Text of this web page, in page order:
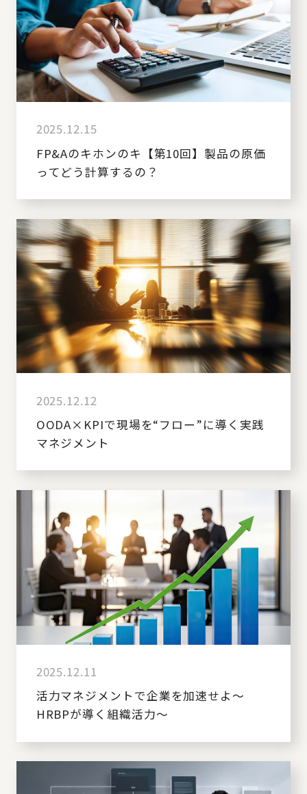
2025.12.15
FP&Aのキホンのキ【第10回】製品の原価
ってどう計算するの？
2025.12.12
OODA×KPIで現場を“フロー”に導く実践
マネジメント
2025.12.11
活力マネジメントで企業を加速せよ～
HRBPが導く組織活力～